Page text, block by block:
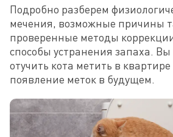
Подробно разберем
мечения, возможные причины
проверенные методы
способы устранения запаха. Вы
отучить кота метить в
появление меток в будущем.